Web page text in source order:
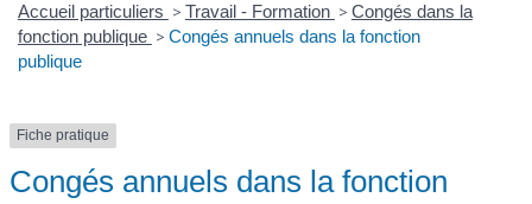
Accueil particuliers > Travail - Formation > Congés dans la
fonction publique > Congés annuels dans la fonction
publique
Fiche pratique
Congés annuels dans la fonction